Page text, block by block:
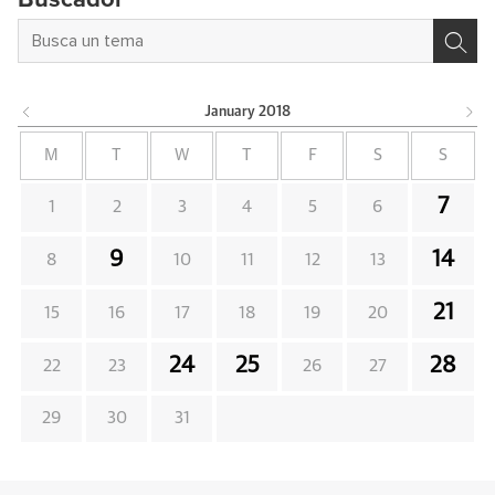
January 2018
M W F S S
1 2 3 4 5 6 7
8 9 10 11 12 13 14
15 16 17 18 19 20 21
22 23 24 25 26 27 28
29 30 31